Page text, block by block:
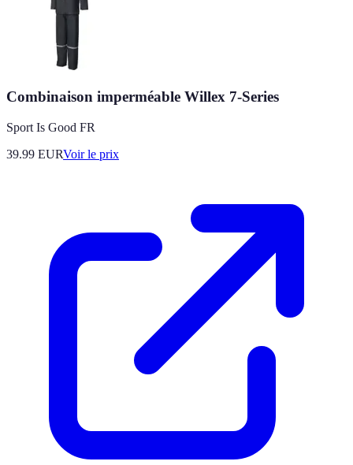
Combinaison imperméable Willex 7-Series
Sport Is Good FR
39.99 EURVoir le prix